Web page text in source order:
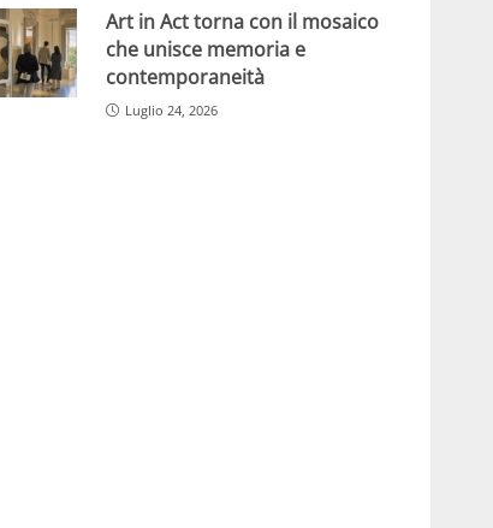
Art in Act torna con il mosaico
che unisce memoria e
contemporaneità
Luglio 24, 2026